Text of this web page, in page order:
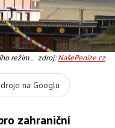
režimu zdroj:NašePeníze.cz
na Googlu
zahraniční